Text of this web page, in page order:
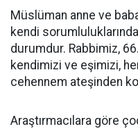
Müslüman anne ve
kendi
durumdur. Rabbimiz,
kendimizi ve eşimizi,
cehennem ateşinden
Araştırmacılara göre